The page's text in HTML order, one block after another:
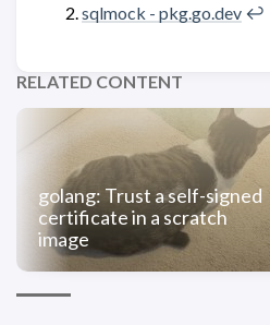
sqlmock - pkg.go.dev ↩︎
RELATED CONTENT
golang: Trust a self-signed
certificate in a scratch
image